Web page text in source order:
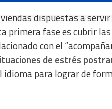
dispuestas a
primera fase es cubrir
con el
de estrés
para lograr de
different sources